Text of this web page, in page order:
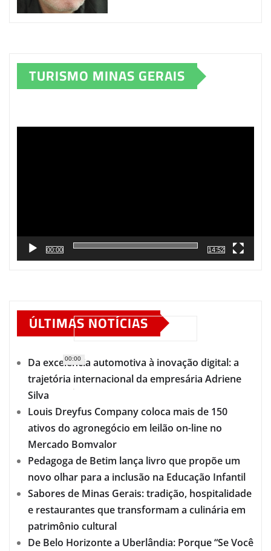
TURISMO MINAS GERAIS
00:00
00:00
14:52
ÚLTIMAS NOTÍCIAS
Da excelência automotiva à inovação digital: a
trajetória internacional da empresária Adriene
Silva
Louis Dreyfus Company coloca mais de 150
ativos do agronegócio em leilão on-line no
Mercado Bomvalor
Pedagoga de Betim lança livro que propõe um
novo olhar para a inclusão na Educação Infantil
Sabores de Minas Gerais: tradição, hospitalidade
e restaurantes que transformam a culinária em
patrimônio cultural
De Belo Horizonte a Uberlândia: Porque “Se Você